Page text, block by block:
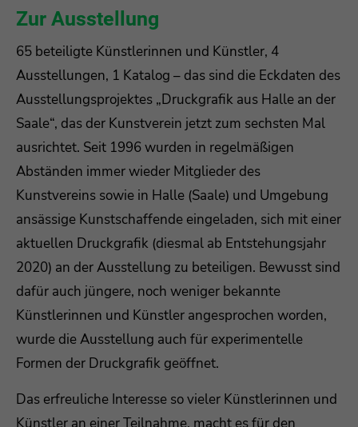
Zur Ausstellung
65 beteiligte Künstlerinnen und Künstler, 4
Ausstellungen, 1 Katalog – das sind die Eckdaten des
Ausstellungsprojektes „Druckgrafik aus Halle an der
Saale“, das der Kunstverein jetzt zum sechsten Mal
ausrichtet. Seit 1996 wurden in regelmäßigen
Abständen immer wieder Mitglieder des
Kunstvereins sowie in Halle (Saale) und Umgebung
ansässige Kunstschaffende eingeladen, sich mit einer
aktuellen Druckgrafik (diesmal ab Entstehungsjahr
2020) an der Ausstellung zu beteiligen. Bewusst sind
dafür auch jüngere, noch weniger bekannte
Künstlerinnen und Künstler angesprochen worden,
wurde die Ausstellung auch für experimentelle
Formen der Druckgrafik geöffnet.
Das erfreuliche Interesse so vieler Künstlerinnen und